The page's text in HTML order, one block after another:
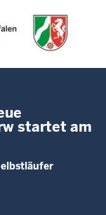
MENU
startet am